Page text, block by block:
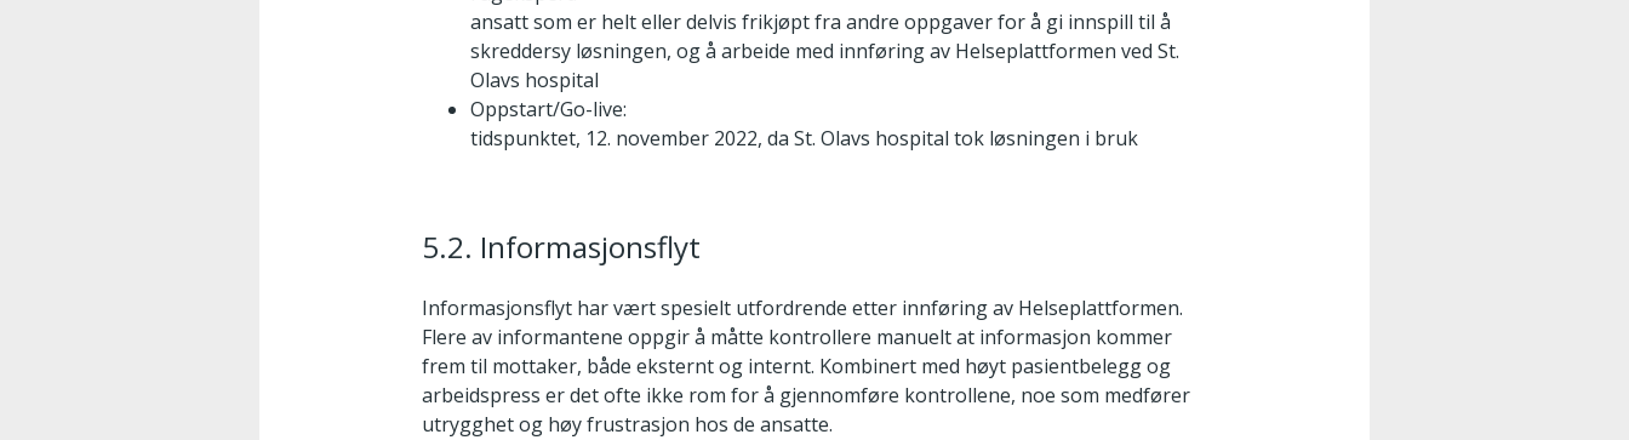
ansatt som er helt eller delvis frikjøpt fra andre oppgaver for å gi innspill til å
skreddersy løsningen, og å arbeide med innføring av Helseplattformen ved St.
Olavs hospital
Oppstart/Go-live:
tidspunktet, 12. november 2022, da St. Olavs hospital tok løsningen i bruk
5.2. Informasjonsflyt
Informasjonsflyt har vært spesielt utfordrende etter innføring av Helseplattformen.
Flere av informantene oppgir å måtte kontrollere manuelt at informasjon kommer
frem til mottaker, både eksternt og internt. Kombinert med høyt pasientbelegg og
arbeidspress er det ofte ikke rom for å gjennomføre kontrollene, noe som medfører
utrygghet og høy frustrasjon hos de ansatte.